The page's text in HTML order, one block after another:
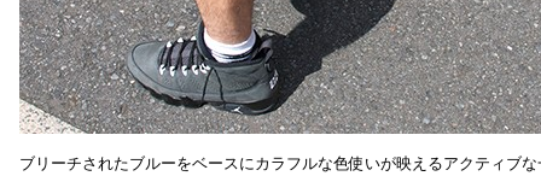
ブリーチされたブルーをベースにカラフルな色使いが映えるアクティブ